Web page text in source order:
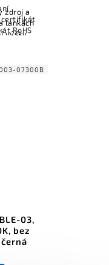
zdroj a
lankách
výšky
03,
bez
07300B